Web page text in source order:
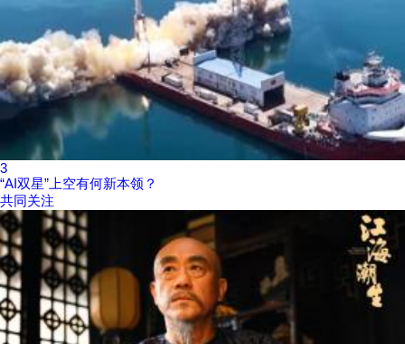
3
“AI双星”上空有何新本领？
共同关注